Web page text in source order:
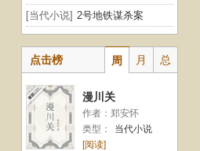
云
[当代小说] 2号地铁谋杀案
点击榜 周 月 总
漫川关
作者：郑安怀
类型：
当代小说
[阅读]